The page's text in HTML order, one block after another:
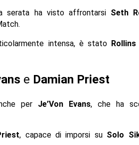
serata ha visto affrontarsi Seth
intensa, è stato Rollins
e Damian Priest
per Je’Von Evans, che ha
, capace di imporsi su Solo